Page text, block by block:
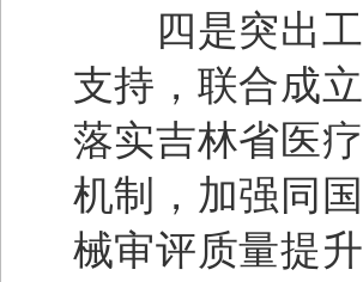
四是突出工
支持，联合成
落实吉林省医
机制，加强同
械审评质量提